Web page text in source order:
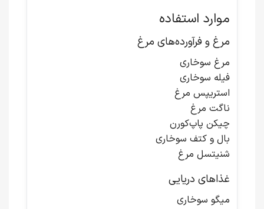
موارد استفاده
مرغ و فرآورده‌های مرغ
مرغ سوخاری
فیله سوخاری
استریپس مرغ
ناگت مرغ
چیکن پاپ‌کورن
بال و کتف سوخاری
شنیتسل مرغ
غذاهای دریایی
میگو سوخاری